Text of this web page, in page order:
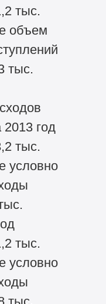
тыс.
объем
тыс.
год
тыс.
условно
тыс.
условно